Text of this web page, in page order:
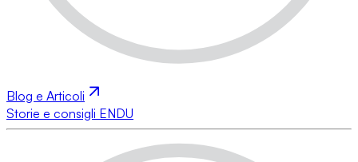
Blog e Articoli
Storie e consigli ENDU